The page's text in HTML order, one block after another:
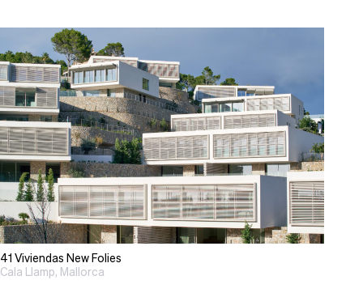
41 Viviendas New Folies
Cala Llamp, Mallorca